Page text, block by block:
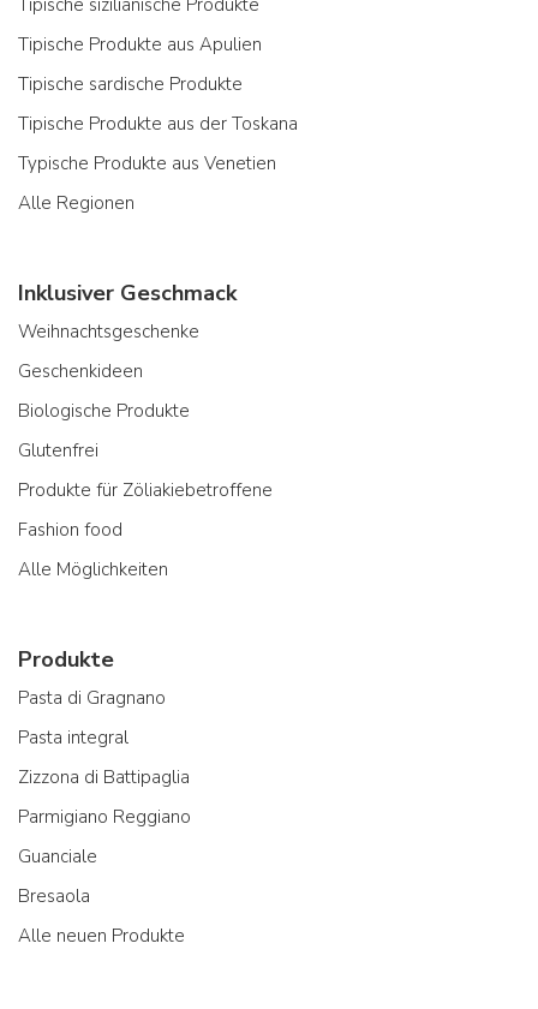
Tipische Produkte aus Apulien
Tipische sardische Produkte
Tipische Produkte aus der Toskana
Typische Produkte aus Venetien
Alle Regionen
Inklusiver Geschmack
Weihnachtsgeschenke
Geschenkideen
Biologische Produkte
Glutenfrei
Produkte für Zöliakiebetroffene
Fashion food
Alle Möglichkeiten
Produkte
Pasta di Gragnano
Pasta integral
Zizzona di Battipaglia
Parmigiano Reggiano
Guanciale
Bresaola
Alle neuen Produkte